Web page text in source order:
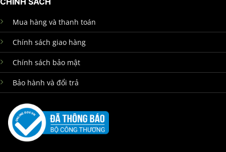
Mua hàng và thanh toán
Chính sách giao hàng
Chính sách bảo mật
Bảo hành và đổi trả